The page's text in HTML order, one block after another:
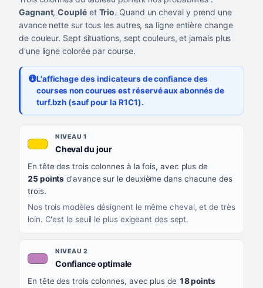
Gagnant,Coupléet Trio. Quand un cheval y prend une
avance nette sur tous les autres, sa ligne entière change
de couleur. Sept situations, sept couleurs, et jamais plus
d'une ligne colorée par course.
L'affichage des indicateurs de confiance des
courses non courues est réservé aux abonnés de
turf.bzh (sauf pour la R1C1).
QUAND LA LIGNE PREND CETTE COULEUR
CE QUE CELA VOUS DIT
NIVEAU 1
Cheval du jour, couleur jaune or
En tête des trois colonnes à la fois, avec plus de
25 points d'avance sur le deuxième dans chacune des
trois.
Nos trois modèles désignent le même cheval, et de très
loin. C'est le seuil le plus exigeant des sept.
NIVEAU 2
Confiance optimale, couleur mauve
En tête des trois colonnes, avec plus de 18 points